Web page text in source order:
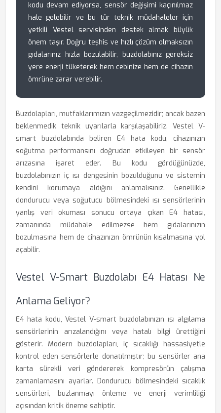
kodu devam ediyorsa, sensör değişimi kaçınılmaz
hale gelebilir ve bu tür teknik müdahaleler için
yetkili Vestel servisinden destek almak büyük
önem taşır. Doğru teşhis ve hızlı çözüm olmaksızın
gıdalarınız hızla bozulabilir, buzdolabınız gereksiz
yere enerji tüketerek hem cebinize hem de cihazın
ömrüne zarar verebilir.
Buzdolapları, mutfaklarımızın vazgeçilmezidir; ancak bazen
beklenmedik teknik uyarılarla karşılaşabiliriz. Vestel V-
smart buzdolabında beliren E4 hata kodu, cihazınızın
soğutma performansını doğrudan etkileyen bir sensör
arızasına işaret eder. Bu kodu gördüğünüzde,
buzdolabınızın iç ısı dengesinin bozulduğunu ve sistemin
kendini korumaya aldığını anlamalısınız. Genellikle
dondurucu veya soğutucu bölmesindeki ısı sensörlerinin
yanlış veri okuması sonucu ortaya çıkan E4 hatası,
zamanında müdahale edilmezse hem gıdalarınızın
bozulmasına hem de cihazınızın ömrünün kısalmasına yol
açabilir.
Vestel V-Smart Buzdolabı E4 Hatası Ne
Anlama Geliyor?
E4 hata kodu, Vestel V-smart buzdolabınızın ısı algılama
sensörlerinin arızalandığını veya hatalı bilgi ürettiğini
gösterir. Modern buzdolapları, iç sıcaklığı hassasiyetle
kontrol eden sensörlerle donatılmıştır; bu sensörler ana
karta sürekli veri göndererek kompresörün çalışma
zamanlamasını ayarlar. Dondurucu bölmesindeki sıcaklık
sensörleri, buzlanmayı önleme ve enerji verimliliği
açısından kritik öneme sahiptir.